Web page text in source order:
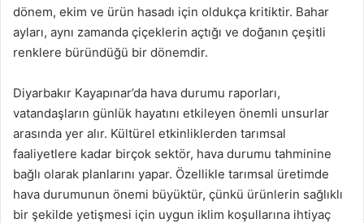
dönem, ekim ve ürün hasadı için oldukça kritiktir. Bahar
ayları, aynı zamanda çiçeklerin açtığı ve doğanın çeşitli
renklere büründüğü bir dönemdir.
Diyarbakır Kayapınar’da hava durumu raporları,
vatandaşların günlük hayatını etkileyen önemli unsurlar
arasında yer alır. Kültürel etkinliklerden tarımsal
faaliyetlere kadar birçok sektör, hava durumu tahminine
bağlı olarak planlarını yapar. Özellikle tarımsal üretimde
hava durumunun önemi büyüktür, çünkü ürünlerin sağlıklı
bir şekilde yetişmesi için uygun iklim koşullarına ihtiyaç